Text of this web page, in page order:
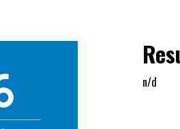
n/d